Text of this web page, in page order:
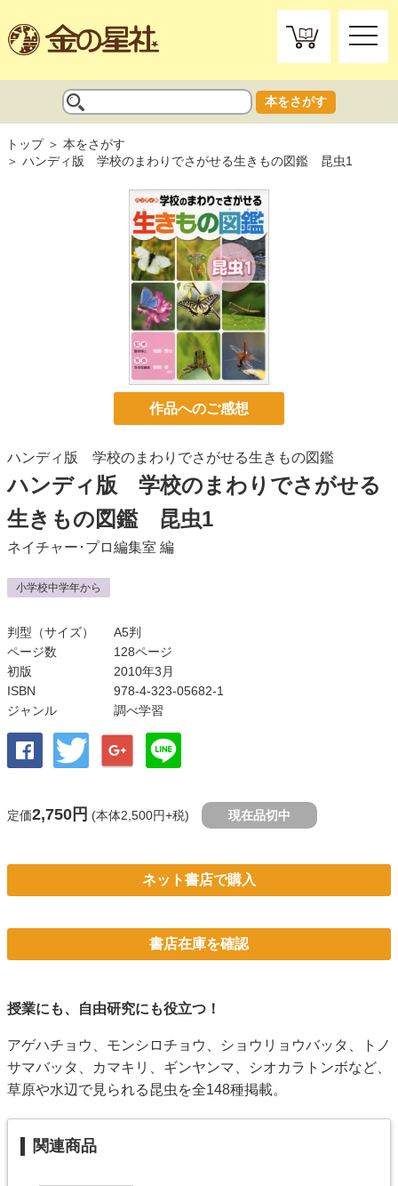
toggle
本をさがす
トップ
本をさがす
ハンディ版 学校のまわりでさがせる生きもの図鑑 昆虫1
作品へのご感想
ハンディ版 学校のまわりでさがせる生きもの図鑑
ハンディ版 学校のまわりでさがせる
生きもの図鑑 昆虫1
ネイチャー･プロ編集室 編
小学校中学年から
判型（サイズ）
A5判
ページ数
128ページ
初版
2010年3月
ISBN
978-4-323-05682-1
ジャンル
調べ学習
定価2,750円 (本体2,500円+税) 現在品切中
ネット書店で購入
書店在庫を確認
授業にも、自由研究にも役立つ！
アゲハチョウ、モンシロチョウ、ショウリョウバッタ、トノ
サマバッタ、カマキリ、ギンヤンマ、シオカラトンボなど、
草原や水辺で見られる昆虫を全148種掲載。
関連商品